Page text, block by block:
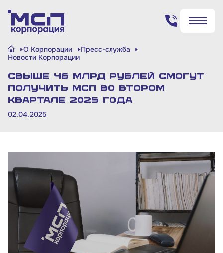
Найти
Поиск по сайту
✖
Найти
О Корпорации
Пресс-служба
Новости Корпорации
Свыше 46 млрд рублей смогут
получить МСП во втором
квартале 2025 года
02.04.2025